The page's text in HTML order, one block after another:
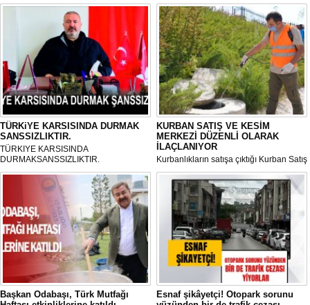
TÜRKiYE KARSISINDA DURMAK
SANSSIZLIKTIR.
TÜRKIYE KARSISINDA
DURMAKSANSSIZLIKTIR.
KURBAN SATIŞ VE KESİM
MERKEZİ DÜZENLİ OLARAK
İLAÇLANIYOR
Kurbanlıkların satışa çıktığı Kurban Satış
ve Kesim Merkezi, haşere ve
mikropların önüne geçilmesi amacıyla
her gün Gölbaşı Belediyesi ekipleri
tarafından düzenli olarak ilaçlanıyor.
Başkan Odabaşı, Türk Mutfağı
Esnaf şikâyetçi! Otopark sorunu